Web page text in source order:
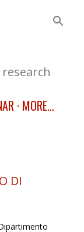
MORE…
DI